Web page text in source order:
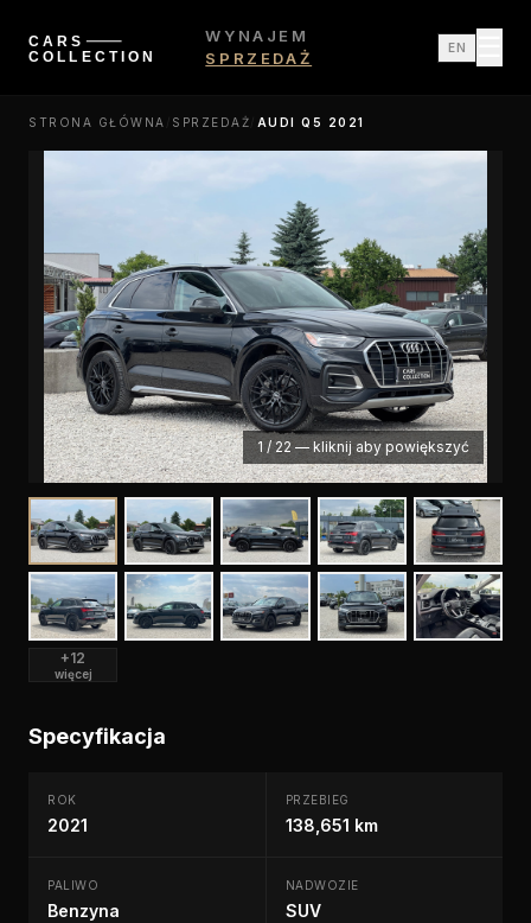
WYNAJEM
SPRZEDAŻ
EN
STRONA GŁÓWNA SPRZEDAŻ AUDI Q5 2021
1 /22 — kliknij aby powiększyć
+12
więcej
Specyfikacja
ROK
2021
PRZEBIEG
138,651 km
PALIWO
Benzyna
NADWOZIE
SUV